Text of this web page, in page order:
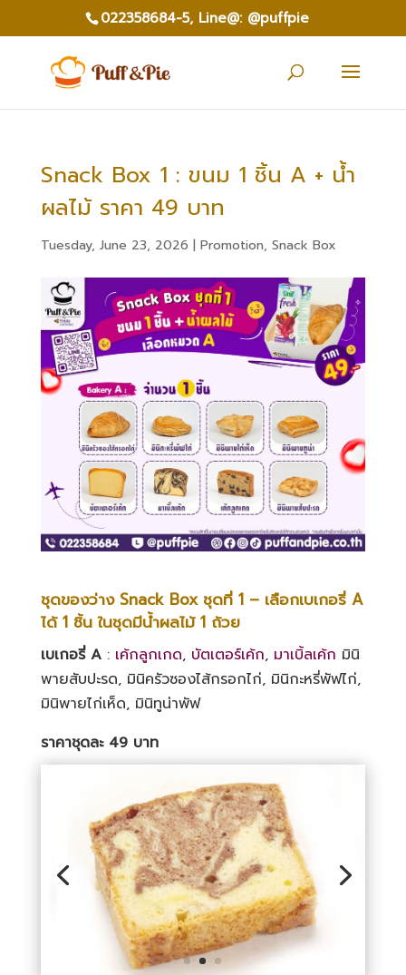
022358684-5, Line@: @puffpie
Snack Box 1 : ขนม 1 ชิ้น A + น้ำ
ผลไม้ ราคา 49 บาท
Tuesday, June 23, 2026 | Promotion, Snack Box
ชุดของว่าง Snack Box ชุดที่ 1 – เลือกเบเกอรี่ A
ได้ 1 ชิ้น ในชุดมีน้ำผลไม้ 1 ถ้วย
เบเกอรี่ A: เค้กลูกเกด, บัตเตอร์เค้ก, มาเบิ้ลเค้ก มินิ
พายสับปะรด, มินิครัวซองไส้กรอกไก่, มินิกะหรี่พัฟไก่,
มินิพายไก่เห็ด, มินิทูน่าพัฟ
ราคาชุดละ 49 บาท